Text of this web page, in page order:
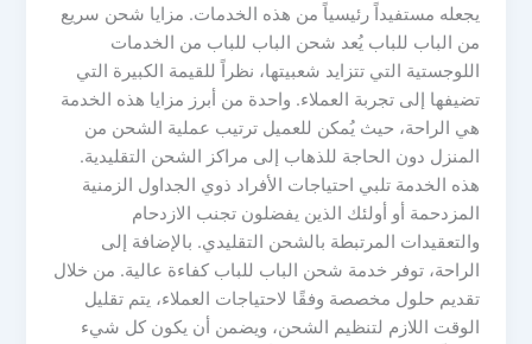
يجعله مستفيداً رئيسياً من هذه الخدمات. مزايا شحن سريع
من الباب للباب يُعد شحن الباب للباب من الخدمات
اللوجستية التي تتزايد شعبيتها، نظراً للقيمة الكبيرة التي
تضيفها إلى تجربة العملاء. واحدة من أبرز مزايا هذه الخدمة
هي الراحة، حيث يُمكن للعميل ترتيب عملية الشحن من
المنزل دون الحاجة للذهاب إلى مراكز الشحن التقليدية.
هذه الخدمة تلبي احتياجات الأفراد ذوي الجداول الزمنية
المزدحمة أو أولئك الذين يفضلون تجنب الازدحام
والتعقيدات المرتبطة بالشحن التقليدي. بالإضافة إلى
الراحة، توفر خدمة شحن الباب للباب كفاءة عالية. من خلال
تقديم حلول مخصصة وفقًا لاحتياجات العملاء، يتم تقليل
الوقت اللازم لتنظيم الشحن، ويضمن أن يكون كل شيء